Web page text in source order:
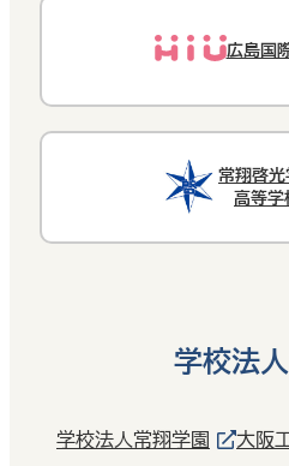
広島国
常翔啓光
高等
学校法人
学校法人常翔学園 大阪